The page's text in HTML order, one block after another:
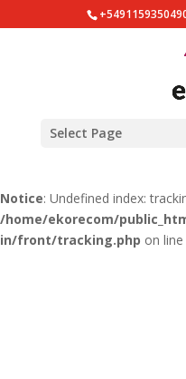
Notice: Undefined index:
/home/ekorecom/
/home/ekorecom/
Notice: Undefined index:
/home/ekorecom/
in/front/tracking.php on line
Select Page